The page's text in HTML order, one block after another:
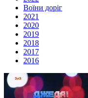
Воїни доріг
2021
2020
2019
2018
2017
2016